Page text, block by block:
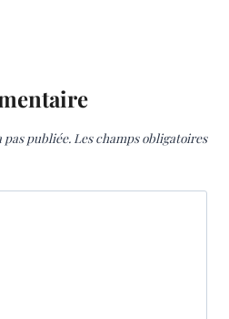
pas publiée. Les champs obligatoires